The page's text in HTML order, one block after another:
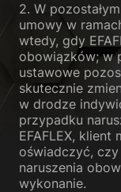
2. W
umowy w
wtedy, gdy
obowiązków; w
ustawowe
skutecznie
w drodze
przypadku
EFAFLEX,
oświadczyć,
naruszenia
wykonanie.